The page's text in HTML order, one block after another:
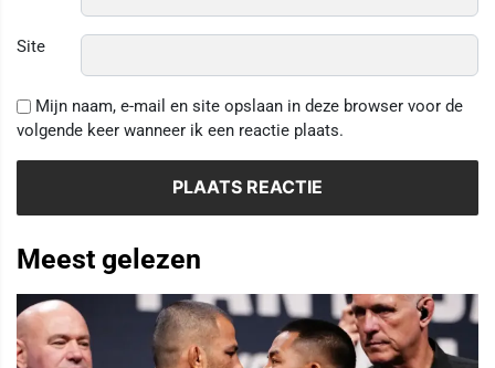
Site
Mijn naam, e-mail en site opslaan in deze browser voor de
volgende keer wanneer ik een reactie plaats.
Meest gelezen